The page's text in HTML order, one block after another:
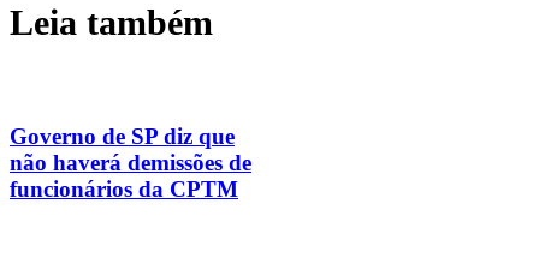
Leia também
Governo de SP diz que
não haverá demissões de
funcionários da CPTM